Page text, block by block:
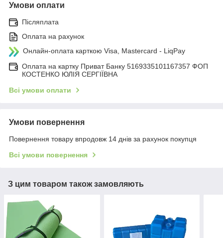
Умови оплати
Післяплата
Оплата на рахунок
Онлайн-оплата карткою Visa, Mastercard - LiqPay
Оплата на картку Приват Банку 5169335101167357 ФОП
КОСТЕНКО ЮЛІЯ СЕРГІЇВНА
Всі умови оплати
Умови повернення
Повернення товару впродовж 14 днів за рахунок покупця
Всі умови повернення
З цим товаром також замовляють